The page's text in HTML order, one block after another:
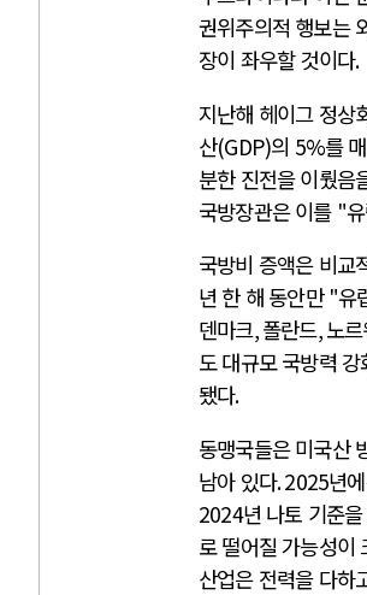
권위주의적 행보는
장이 좌우할 것이다.
지난해 헤이그 정상
산(GDP)의 5%를
분한 진전을 이뤘음
국방장관은 이를 "
국방비 증액은 비교
년 한 해 동안만 "유
덴마크,폴란드,노
도 대규모 국방력
됐다.
동맹국들은 미국산
남아 있다. 2025년
2024년 나토 기준
로 떨어질 가능성이
산업은 전력을 다하